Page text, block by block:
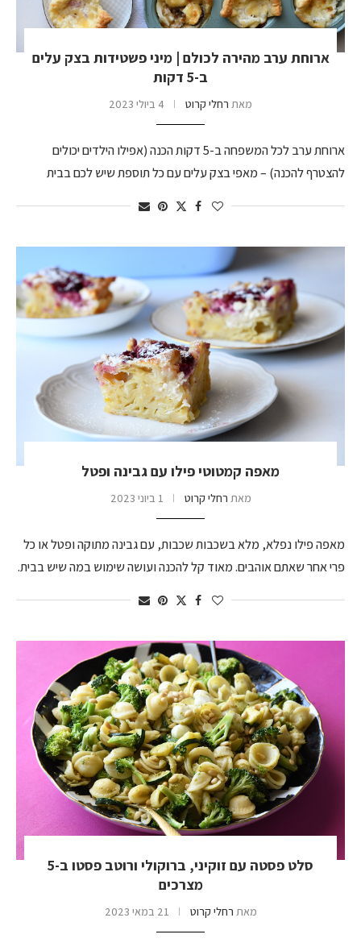
ארוחת ערב מהירה לכולם | מיני פשטידות בצק עלים
ב-5 דקות
מאת רחלי קרוט 4 ביולי 2023
ארוחת ערב לכל המשפחה ב-5 דקות הכנה (אפילו הילדים יכולים
להצטרף להכנה) – מאפי בצק עלים עם כל תוספת שיש לכם בבית
מאפה קמטוטי פילו עם גבינה ופטל
מאת רחלי קרוט 1 ביוני 2023
מאפה פילו נפלא, מלא בשכבות שכבות, עם גבינה מתוקה ופטל או כל
פרי אחר שאתם אוהבים. מאוד קל להכנה ועושה שימוש במה שיש בבית.
סלט פסטה עם זוקיני, ברוקולי ורוטב פסטו ב-5
מצרכים
מאת רחלי קרוט 21 במאי 2023